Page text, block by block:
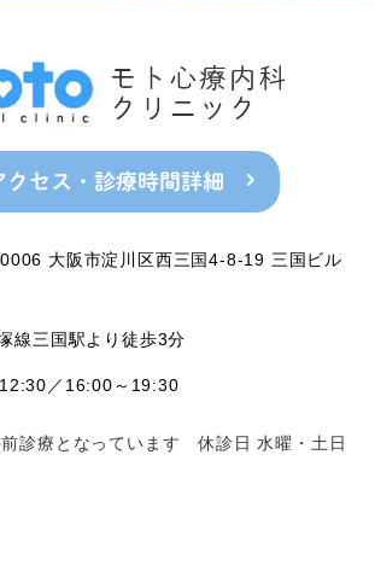
クセス・診療時間詳細
大阪市淀川区西三国4-8-19 三国ビル
線三国駅より徒歩3分
／16:00～19:30
診療となっています 休診日 水曜・土日